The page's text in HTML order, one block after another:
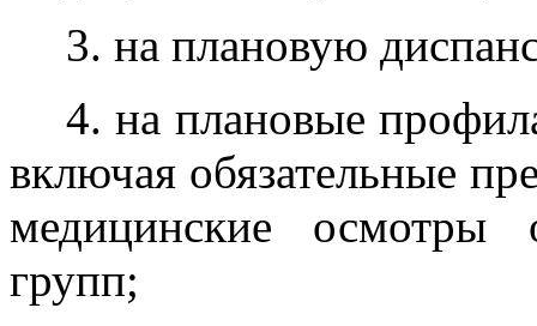
3. на плановую
4. на плановые
включая обязательные
медицинские осмотры
групп;